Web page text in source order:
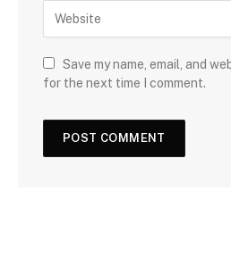
Save my name, email, and
for the next time I comment.